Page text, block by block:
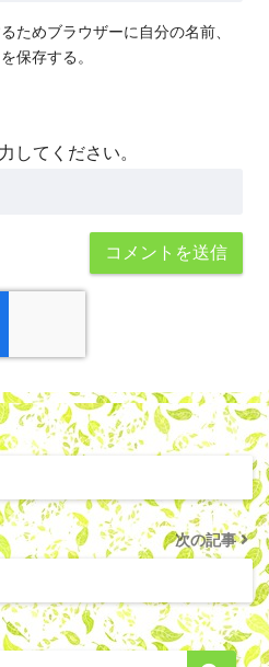
ためブラウザーに自分の名前、
保存する。
してください。
次の記事